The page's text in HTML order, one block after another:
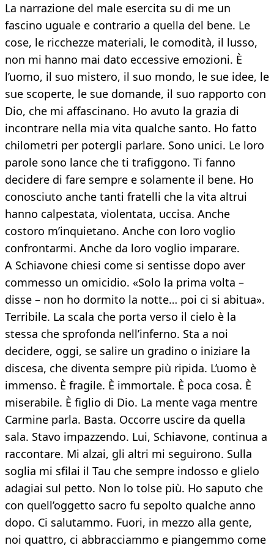
La narrazione del male esercita su di me un
fascino uguale e contrario a quella del bene. Le
cose, le ricchezze materiali, le comodità, il lusso,
non mi hanno mai dato eccessive emozioni. È
l’uomo, il suo mistero, il suo mondo, le sue idee, le
sue scoperte, le sue domande, il suo rapporto con
Dio, che mi affascinano. Ho avuto la grazia di
incontrare nella mia vita qualche santo. Ho fatto
chilometri per potergli parlare. Sono unici. Le loro
parole sono lance che ti trafiggono. Ti fanno
decidere di fare sempre e solamente il bene. Ho
conosciuto anche tanti fratelli che la vita altrui
hanno calpestata, violentata, uccisa. Anche
costoro m’inquietano. Anche con loro voglio
confrontarmi. Anche da loro voglio imparare.
A Schiavone chiesi come si sentisse dopo aver
commesso un omicidio. «Solo la prima volta –
disse – non ho dormito la notte… poi ci si abitua».
Terribile. La scala che porta verso il cielo è la
stessa che sprofonda nell’inferno. Sta a noi
decidere, oggi, se salire un gradino o iniziare la
discesa, che diventa sempre più ripida. L’uomo è
immenso. È fragile. È immortale. È poca cosa. È
miserabile. È figlio di Dio. La mente vaga mentre
Carmine parla. Basta. Occorre uscire da quella
sala. Stavo impazzendo. Lui, Schiavone, continua a
raccontare. Mi alzai, gli altri mi seguirono. Sulla
soglia mi sfilai il Tau che sempre indosso e glielo
adagiai sul petto. Non lo tolse più. Ho saputo che
con quell’oggetto sacro fu sepolto qualche anno
dopo. Ci salutammo. Fuori, in mezzo alla gente,
noi quattro, ci abbracciammo e piangemmo come